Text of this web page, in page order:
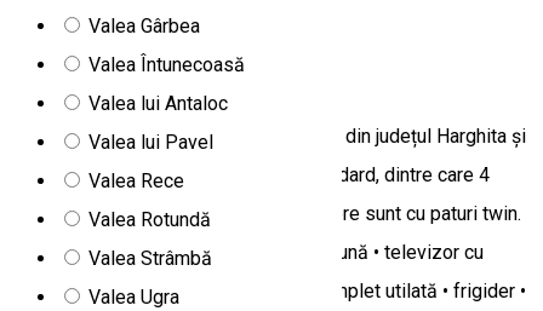
Valea Gârbea
Valea Întunecoasă
Valea lui Antaloc
Valea lui Pavel
Valea Rece
Valea Rotundă
Valea Strâmbă
Valea Ugra
Vila Szabó
Vila Szabó se află în localitatea Borsec din județul Harghita și
pune la dispoziție 8 camere duble standard, dintre care 4
camere sunt cu pat matrimonial, 4 camere sunt cu paturi twin.
Facilități: • parcare privată gratuită • saună • televizor cu
ecran plat • baie proprie • chicinetă complet utilată • frigider •